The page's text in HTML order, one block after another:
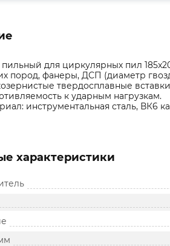
для циркулярных пил
пород, фанеры, ДСП (диаметр
твердосплавные
к ударным нагрузкам.
инструментальная сталь, ВК6
характеристики